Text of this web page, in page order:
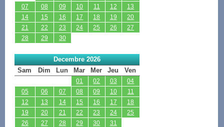
07
08 09 10 11 12
13
14
15 16 17 18 19
20
21
22 23 24 25 26
27
28
29 30
Decembre 2026
Sam
Dim Lun Mar Mer Jeu Ven
01 02 03
04
05
06 07 08 09 10
11
12
13 14 15 16 17
18
19
20 21 22 23 24
25
26
27 28 29 30 31